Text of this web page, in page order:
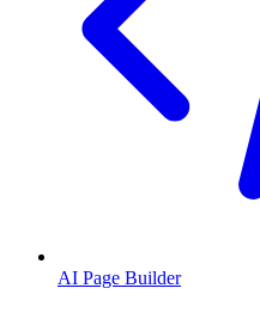
AI Page Builder